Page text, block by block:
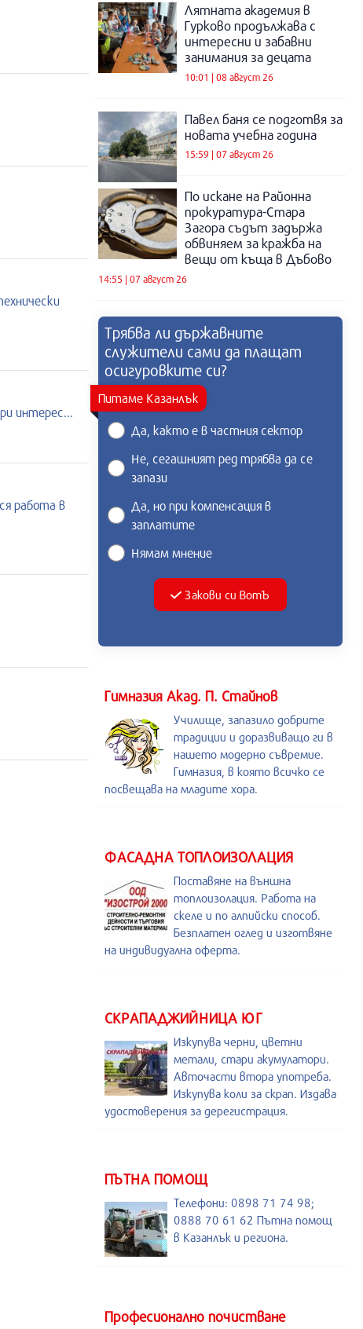
интерес...
работа в
Лятната академия в
Гурково продължава с
интересни и забавни
занимания за децата
10:01 | 08 август 26
Павел баня се подготвя за
новата учебна година
15:59 | 07 август 26
По искане на Районна
прокуратура-Стара
Загора съдът задържа
обвиняем за кражба на
вещи от къща в Дъбово
14:55 | 07 август 26
Питаме Казанлък
Трябва ли държавните
служители сами да плащат
осигуровките си?
Да, както е в частния сектор
Не, сегашният ред трябва да се
запази
Да, но при компенсация в
заплатите
Нямам мнение
Закови си ВотЪ
Гимназия Акад. П. Стайнов
Училище, запазило добрите
традиции и доразвиващо ги в
нашето модерно съвремие.
Гимназия, в която всичко се
посвещава на младите хора.
ФАСАДНА ТОПЛОИЗОЛАЦИЯ
Поставяне на външна
топлоизолация. Работа на
скеле и по алпийски способ.
Безплатен оглед и изготвяне
на индивидуална оферта.
СКРАПАДЖИЙНИЦА ЮГ
Изкупува черни, цветни
метали, стари акумулатори.
Авточасти втора употреба.
Изкупува коли за скрап. Издава
удостоверения за дерегистрация.
ПЪТНА ПОМОЩ
Телефони: 0898 71 74 98;
0888 70 61 62 Пътна помощ
в Казанлък и региона.
Професионално почистване